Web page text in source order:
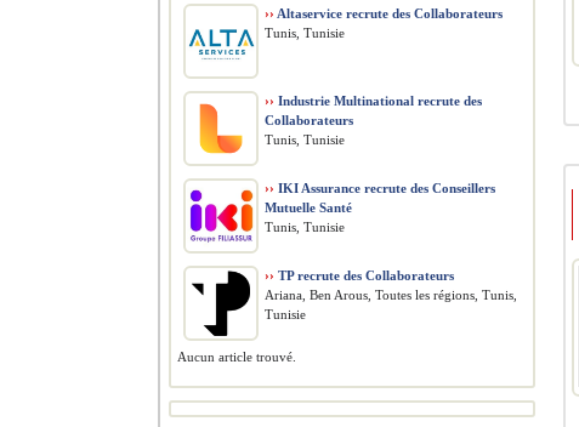
›› Altaservice recrute des Collaborateurs
Tunis, Tunisie
›› Industrie Multinational recrute des
Collaborateurs
Tunis, Tunisie
›› IKI Assurance recrute des Conseillers
Mutuelle Santé
Tunis, Tunisie
›› TP recrute des Collaborateurs
Ariana, Ben Arous, Toutes les régions, Tunis,
Tunisie
Aucun article trouvé.